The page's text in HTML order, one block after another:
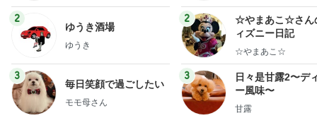
2
ゆうき酒場
ゆうき
3
毎日笑顔で過ごしたい
モモ母さん
ログ
2
☆やまあこ☆さん
ィズニー日記
☆やまあこ☆
3
日々是甘露2〜デ
ー風味〜
甘露